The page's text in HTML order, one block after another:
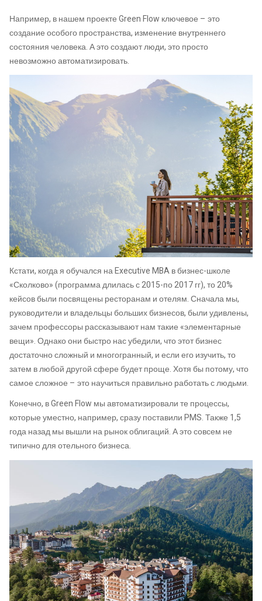
Например, в нашем проекте Green Flow ключевое – это
создание особого пространства, изменение внутреннего
состояния человека. А это создают люди, это просто
невозможно автоматизировать.
Кстати, когда я обучался на Executive MBA в бизнес-школе
«Сколково» (программа длилась с 2015-по 2017 гг), то 20%
кейсов были посвящены ресторанам и отелям. Сначала мы,
руководители и владельцы больших бизнесов, были удивлены,
зачем профессоры рассказывают нам такие «элементарные
вещи». Однако они быстро нас убедили, что этот бизнес
достаточно сложный и многогранный, и если его изучить, то
затем в любой другой сфере будет проще. Хотя бы потому, что
самое сложное – это научиться правильно работать с людьми.
Конечно, в Green Flow мы автоматизировали те процессы,
которые уместно, например, сразу поставили PMS. Также 1,5
года назад мы вышли на рынок облигаций. А это совсем не
типично для отельного бизнеса.